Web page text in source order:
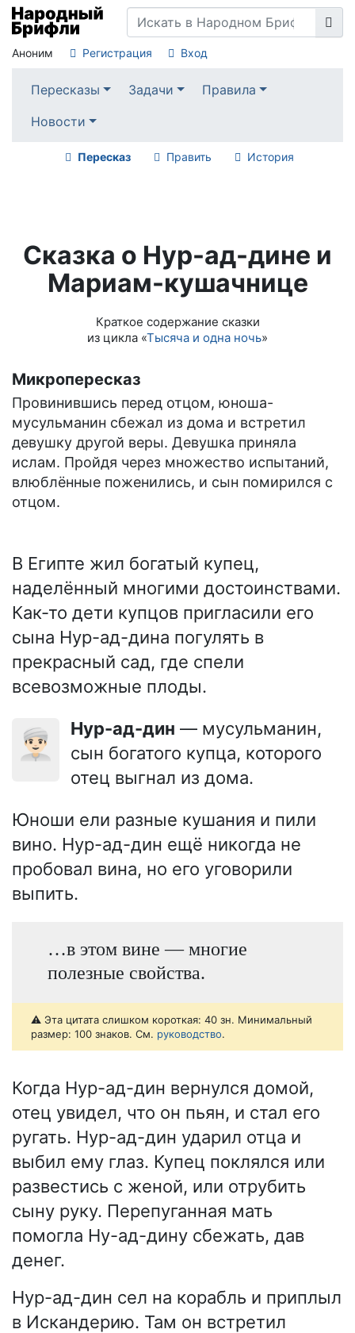
Аноним Регистрация Вход
Пересказы Задачи
Правила
Новости
Пересказ Править История
Сказка о Нур-ад-дине и
Мариам-кушачнице
Краткое содержание сказки
из цикла «Тысяча и одна ночь»
Микропересказ
Провинившись перед отцом, юноша-
мусульманин сбежал из дома и встретил
девушку другой веры. Девушка приняла
ислам. Пройдя через множество испытаний,
влюблённые поженились, и сын помирился с
отцом.
В Египте жил богатый купец,
наделённый многими достоинствами.
Как-то дети купцов пригласили его
сына Нур-ад-дина погулять в
прекрасный сад, где спели
всевозможные плоды.
👳🏻‍♂️ Нур-ад-дин — мусульманин,
сын богатого купца, которого
отец выгнал из дома.
Юноши ели разные кушания и пили
вино. Нур-ад-дин ещё никогда не
пробовал вина, но его уговорили
выпить.
…в этом вине — многие
полезные свойства.
⚠️ Эта цитата слишком короткая: 40 зн. Минимальный
размер: 100 знаков. См. руководство.
Когда Нур-ад-дин вернулся домой,
отец увидел, что он пьян, и стал его
ругать. Нур-ад-дин ударил отца и
выбил ему глаз. Купец поклялся или
развестись с женой, или отрубить
сыну руку. Перепуганная мать
помогла Ну-ад-дину сбежать, дав
денег.
Нур-ад-дин сел на корабль и приплыл
в Искандерию. Там он встретил